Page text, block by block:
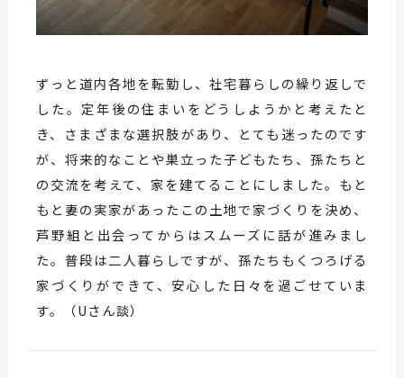
ずっと道内各地を転勤し、社宅暮らしの繰り返しで
した。定年後の住まいをどうしようかと考えたと
き、さまざまな選択肢があり、とても迷ったのです
が、将来的なことや巣立った子どもたち、孫たちと
の交流を考えて、家を建てることにしました。もと
もと妻の実家があったこの土地で家づくりを決め、
芦野組と出会ってからはスムーズに話が進みまし
た。普段は二人暮らしですが、孫たちもくつろげる
家づくりができて、安心した日々を過ごせていま
す。（Uさん談）